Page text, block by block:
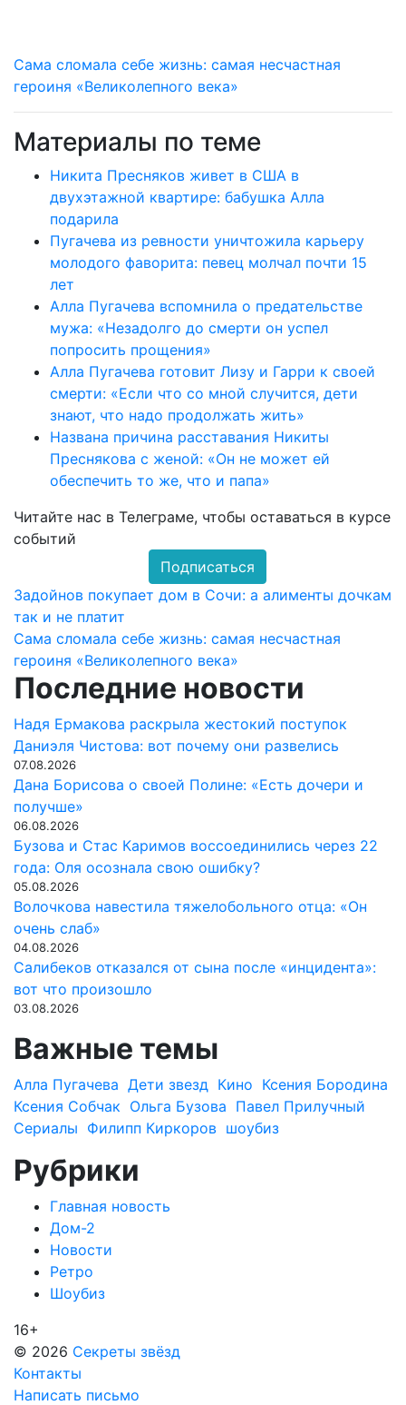
Сама сломала себе жизнь: самая несчастная
героиня «Великолепного века»
Материалы по теме
Никита Пресняков живет в США в
двухэтажной квартире: бабушка Алла
подарила
Пугачева из ревности уничтожила карьеру
молодого фаворита: певец молчал почти 15
лет
Алла Пугачева вспомнила о предательстве
мужа: «Незадолго до смерти он успел
попросить прощения»
Алла Пугачева готовит Лизу и Гарри к своей
смерти: «Если что со мной случится, дети
знают, что надо продолжать жить»
Названа причина расставания Никиты
Преснякова с женой: «Он не может ей
обеспечить то же, что и папа»
Читайте нас в Телеграме, чтобы оставаться в курсе
событий
Подписаться
Навигация
по
записям
Задойнов покупает дом в Сочи: а алименты дочкам
так и не платит
Сама сломала себе жизнь: самая несчастная
героиня «Великолепного века»
Последние новости
Надя Ермакова раскрыла жестокий поступок
Даниэля Чистова: вот почему они развелись
07.08.2026
Дана Борисова о своей Полине: «Есть дочери и
получше»
06.08.2026
Бузова и Стас Каримов воссоединились через 22
года: Оля осознала свою ошибку?
05.08.2026
Волочкова навестила тяжелобольного отца: «Он
очень слаб»
04.08.2026
Салибеков отказался от сына после «инцидента»:
вот что произошло
03.08.2026
Важные темы
Алла Пугачева Дети звезд Кино Ксения Бородина
Ксения Собчак Ольга Бузова Павел Прилучный
Сериалы Филипп Киркоров шоубиз
Рубрики
Главная новость
Дом-2
Новости
Ретро
Шоубиз
16+
© 2026 Секреты звёзд
Контакты
Написать письмо